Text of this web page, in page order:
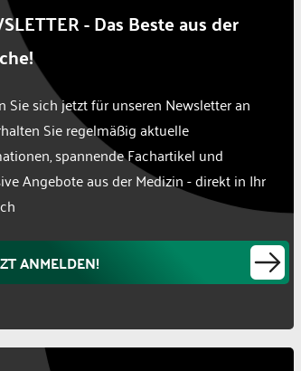
- Das Beste aus der
Sie sich jetzt für unseren Newsletter an
Sie regelmäßig aktuelle
spannende Fachartikel und
Angebote aus der Medizin - direkt in Ihr
ANMELDEN!